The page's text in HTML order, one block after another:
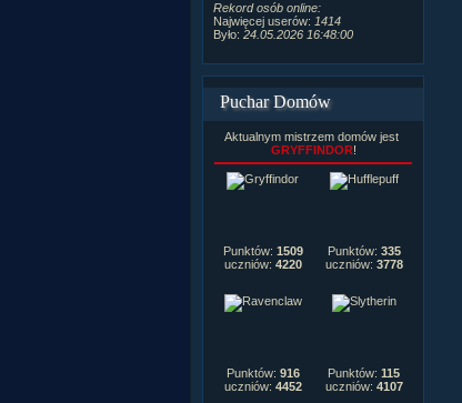
Rekord osób online:
Najwięcej userów: 1414
Było: 24.05.2026 16:48:00
Puchar Domów
Aktualnym mistrzem domów jest
GRYFFINDOR!
Punktów: 1509
uczniów: 4220
Punktów: 335
uczniów: 3778
Punktów: 916
uczniów: 4452
Punktów: 115
uczniów: 4107